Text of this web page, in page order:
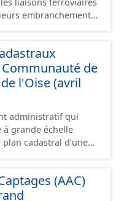
bande enherbée,
relevées sur les
de haies (haie
embranchements
physiquement
de
l'Oise (avril
administratif qui
à grande échelle
cadastral d’une
plan ». La parcelle
un terrain d’un seul
(AAC)